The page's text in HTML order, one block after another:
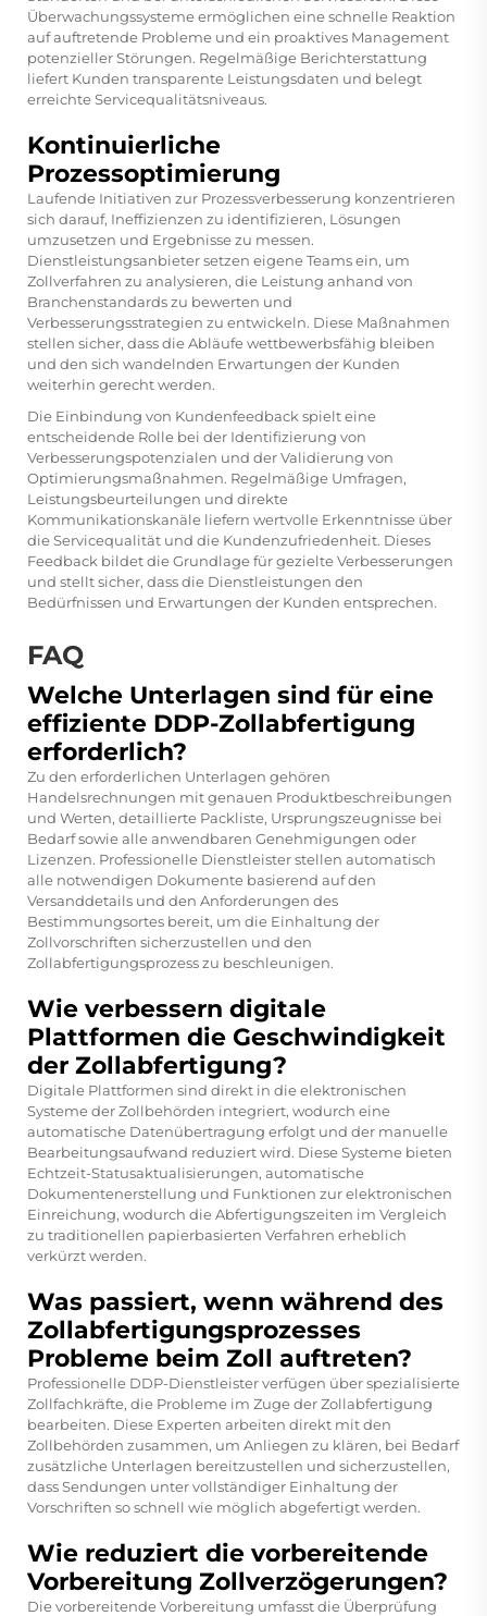
Überwachungssysteme ermöglichen eine schnelle Reaktion
auf auftretende Probleme und ein proaktives Management
potenzieller Störungen. Regelmäßige Berichterstattung
liefert Kunden transparente Leistungsdaten und belegt
erreichte Servicequalitätsniveaus.
Kontinuierliche
Prozessoptimierung
Laufende Initiativen zur Prozessverbesserung konzentrieren
sich darauf, Ineffizienzen zu identifizieren, Lösungen
umzusetzen und Ergebnisse zu messen.
Dienstleistungsanbieter setzen eigene Teams ein, um
Zollverfahren zu analysieren, die Leistung anhand von
Branchenstandards zu bewerten und
Verbesserungsstrategien zu entwickeln. Diese Maßnahmen
stellen sicher, dass die Abläufe wettbewerbsfähig bleiben
und den sich wandelnden Erwartungen der Kunden
weiterhin gerecht werden.
Die Einbindung von Kundenfeedback spielt eine
entscheidende Rolle bei der Identifizierung von
Verbesserungspotenzialen und der Validierung von
Optimierungsmaßnahmen. Regelmäßige Umfragen,
Leistungsbeurteilungen und direkte
Kommunikationskanäle liefern wertvolle Erkenntnisse über
die Servicequalität und die Kundenzufriedenheit. Dieses
Feedback bildet die Grundlage für gezielte Verbesserungen
und stellt sicher, dass die Dienstleistungen den
Bedürfnissen und Erwartungen der Kunden entsprechen.
FAQ
Welche Unterlagen sind für eine
effiziente DDP-Zollabfertigung
erforderlich?
Zu den erforderlichen Unterlagen gehören
Handelsrechnungen mit genauen Produktbeschreibungen
und Werten, detaillierte Packliste, Ursprungszeugnisse bei
Bedarf sowie alle anwendbaren Genehmigungen oder
Lizenzen. Professionelle Dienstleister stellen automatisch
alle notwendigen Dokumente basierend auf den
Versanddetails und den Anforderungen des
Bestimmungsortes bereit, um die Einhaltung der
Zollvorschriften sicherzustellen und den
Zollabfertigungsprozess zu beschleunigen.
Wie verbessern digitale
Plattformen die Geschwindigkeit
der Zollabfertigung?
Digitale Plattformen sind direkt in die elektronischen
Systeme der Zollbehörden integriert, wodurch eine
automatische Datenübertragung erfolgt und der manuelle
Bearbeitungsaufwand reduziert wird. Diese Systeme bieten
Echtzeit-Statusaktualisierungen, automatische
Dokumentenerstellung und Funktionen zur elektronischen
Einreichung, wodurch die Abfertigungszeiten im Vergleich
zu traditionellen papierbasierten Verfahren erheblich
verkürzt werden.
Was passiert, wenn während des
Zollabfertigungsprozesses
Probleme beim Zoll auftreten?
Professionelle DDP-Dienstleister verfügen über spezialisierte
Zollfachkräfte, die Probleme im Zuge der Zollabfertigung
bearbeiten. Diese Experten arbeiten direkt mit den
Zollbehörden zusammen, um Anliegen zu klären, bei Bedarf
zusätzliche Unterlagen bereitzustellen und sicherzustellen,
dass Sendungen unter vollständiger Einhaltung der
Vorschriften so schnell wie möglich abgefertigt werden.
Wie reduziert die vorbereitende
Vorbereitung Zollverzögerungen?
Die vorbereitende Vorbereitung umfasst die Überprüfung